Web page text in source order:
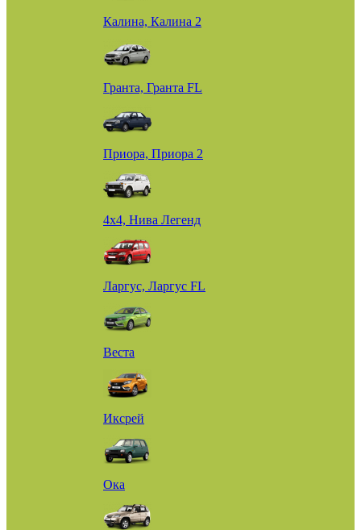
Калина, Калина 2
Гранта, Гранта FL
Приора, Приора 2
4х4, Нива Легенд
Ларгус, Ларгус FL
Веста
Иксрей
Ока